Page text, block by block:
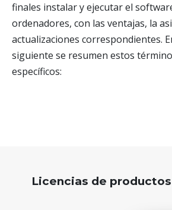
finales instalar y ejecutar el
ordenadores, con las ventajas, la
actualizaciones correspondientes.
siguiente se resumen estos
específicos:
Licencias de